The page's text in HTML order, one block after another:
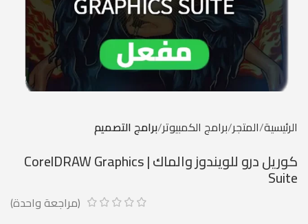
الرئيسية المتجر برامج الكمبيوتر برامج التصميم
كوريل درو للويندوز والماك | CorelDRAW Graphics
Suite
(مراجعة واحدة)